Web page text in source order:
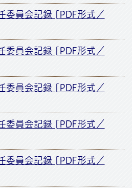
委員会記録 [PDF形式／
委員会記録 [PDF形式／
委員会記録 [PDF形式／
委員会記録 [PDF形式／
委員会記録 [PDF形式／